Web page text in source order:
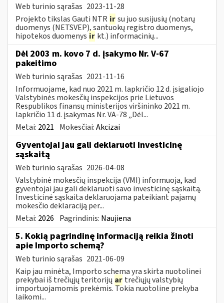
Web turinio sąrašas 2023-11-28
Projekto tikslas Gauti NTR irsu juo susijusių (notarų
duomenys (NETSVEP), santuokų registro duomenys,
hipotekos duomenys ir kt.) informacinių...
Dėl 2003 m. kovo 7 d. įsakymo Nr. V-67
pakeitimo
Web turinio sąrašas 2021-11-16
Informuojame, kad nuo 2021 m. lapkričio 12 d. įsigaliojo
Valstybinės mokesčių inspekcijos prie Lietuvos
Respublikos finansų ministerijos viršininko 2021 m.
lapkričio 11 d. įsakymas Nr. VA-78 „Dėl...
Metai: 2021 Mokesčiai:Akcizai
Gyventojai jau gali deklaruoti investicinę
sąskaitą
Web turinio sąrašas 2026-04-08
Valstybinė mokesčių inspekcija (VMI) informuoja, kad
gyventojai jau gali deklaruoti savo investicinę sąskaitą.
Investicinė sąskaita deklaruojama pateikiant pajamų
mokesčio deklaraciją per...
Metai: 2026 Pagrindinis: Naujiena
5. Kokią pagrindinę informaciją reikia žinoti
apie Importo schemą?
Web turinio sąrašas 2021-06-09
Kaip jau minėta, Importo schema yra skirta nuotolinei
prekybai iš trečiųjų teritorijų ar trečiųjų valstybių
importuojamomis prekėmis. Tokia nuotoline prekyba
laikomi...